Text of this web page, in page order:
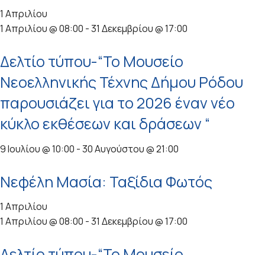
1 Απριλίου
1 Απριλίου @ 08:00 -31 Δεκεμβρίου @ 17:00
Δελτίο τύπου-“Το Μουσείο
Νεοελληνικής Τέχνης Δήμου Ρόδου
παρουσιάζει για το 2026 έναν νέο
κύκλο εκθέσεων και δράσεων “
9 Ιουλίου @ 10:00 -30 Αυγούστου @ 21:00
Νεφέλη Μασία: Ταξίδια Φωτός
1 Απριλίου
1 Απριλίου @ 08:00 -31 Δεκεμβρίου @ 17:00